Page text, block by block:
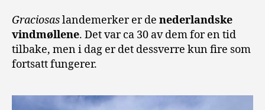
Graciosaslandemerker er de nederlandske
vindmøllene. Det var ca 30 av dem for en tid
tilbake, men i dag er det dessverre kun fire som
fortsatt fungerer.